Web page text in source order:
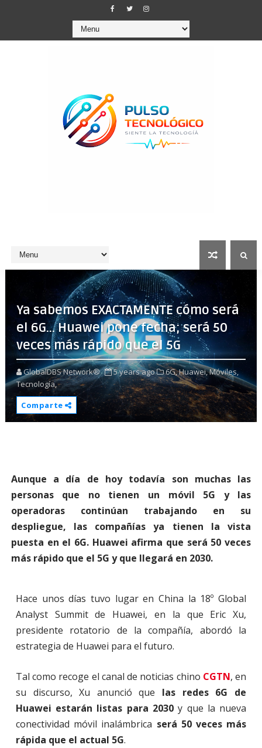
Ya sabemos EXACTAMENTE cómo será
el 6G... Huawei pone fecha; será 50
veces más rápido que el 5G
GlobalDBS Network® 5 years ago 6G,Huawei,Móviles,
Tecnología,
Comparte
Aunque a día de hoy todavía son muchas las
personas que no tienen un móvil 5G y las
operadoras continúan trabajando en su
despliegue, las compañías ya tienen la vista
puesta en el 6G. Huawei afirma que será 50 veces
más rápido que el 5G y que llegará en 2030.
Hace unos días tuvo lugar en China la 18º Global
Analyst Summit de Huawei, en la que Eric Xu,
presidente rotatorio de la compañía, abordó la
estrategia de Huawei para el futuro.
Tal como recoge el canal de noticias chino CGTN, en
su discurso, Xu anunció que las redes 6G de
Huawei estarán listas para 2030 y que la nueva
conectividad móvil inalámbrica será 50 veces más
rápida que el actual 5G.